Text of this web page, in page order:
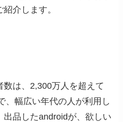
介します。
数は、2,300万人を超えて
、幅広い年代の人が利用し
出品したandroidが、欲しい